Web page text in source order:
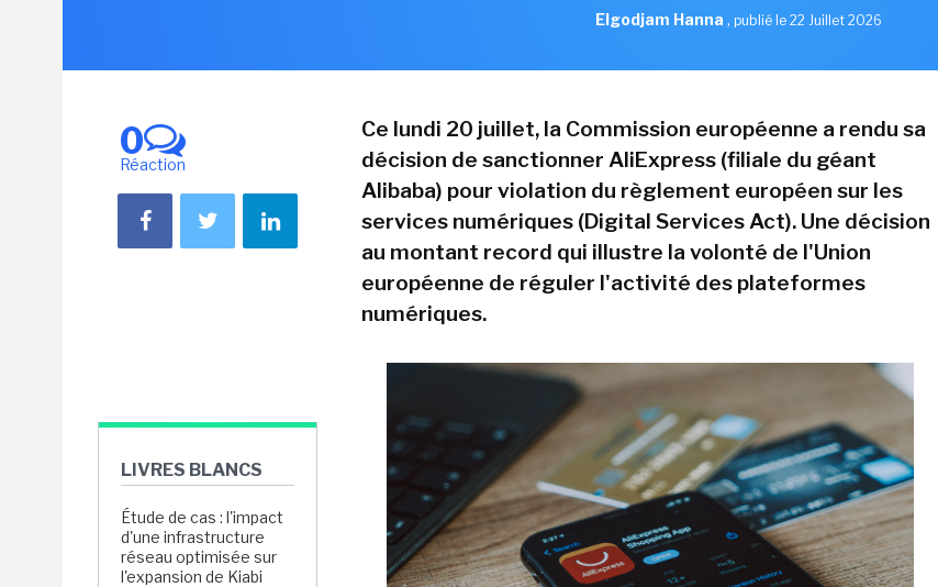
Elgodjam Hanna , publié le 22 Juillet 2026
0
Réaction
LIVRES BLANCS
Étude de cas : l'impact
d'une infrastructure
réseau optimisée sur
l'expansion de Kiabi
Ce lundi 20 juillet, la Commission européenne a rendu sa
décision de sanctionner AliExpress (filiale du géant
Alibaba) pour violation du règlement européen sur les
services numériques (Digital Services Act). Une décision
au montant record qui illustre la volonté de l'Union
européenne de réguler l'activité des plateformes
numériques.